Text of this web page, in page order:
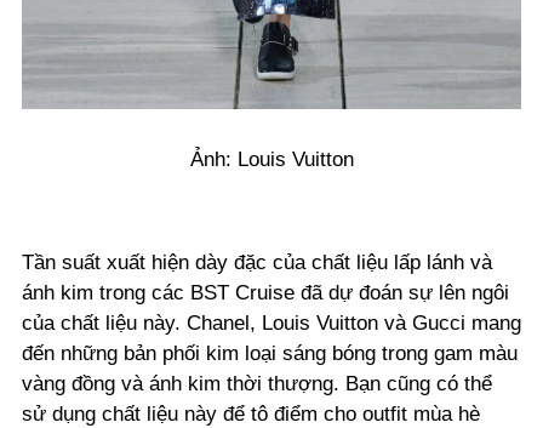
Ảnh: Louis Vuitton
Tần suất xuất hiện dày đặc của chất liệu lấp lánh và
ánh kim trong các BST Cruise đã dự đoán sự lên ngôi
của chất liệu này. Chanel, Louis Vuitton và Gucci mang
đến những bản phối kim loại sáng bóng trong gam màu
vàng đồng và ánh kim thời thượng. Bạn cũng có thể
sử dụng chất liệu này để tô điểm cho outfit mùa hè